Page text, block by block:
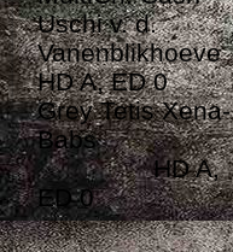
Uschi v. d.
Vanenblikhoeve
HD A, ED 0
Grey Tetis Xena-
Babs
HD A,
ED 0